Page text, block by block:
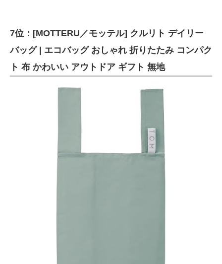
7位：[MOTTERU／モッテル] クルリト デイリー
バッグ | エコバッグ おしゃれ 折りたたみ コンパク
ト 布 かわいい アウトドア ギフト 無地